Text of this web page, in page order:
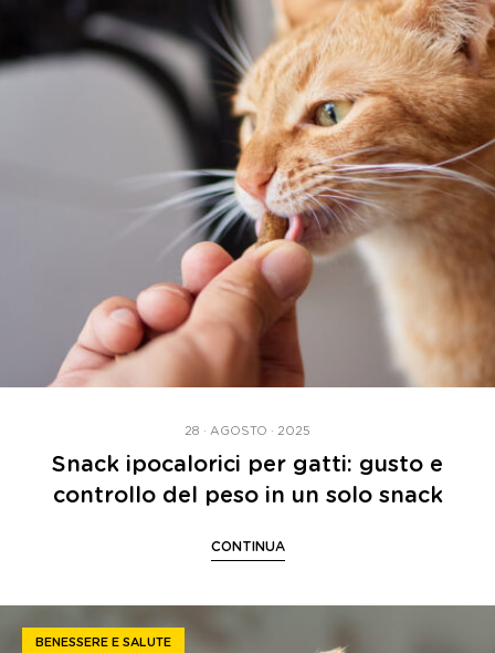
28 · AGOSTO · 2025
Snack ipocalorici per gatti: gusto e
controllo del peso in un solo snack
CONTINUA
BENESSERE E SALUTE